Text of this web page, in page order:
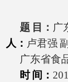
题 目： 广
人： 卢君强
广东省食
时 间：